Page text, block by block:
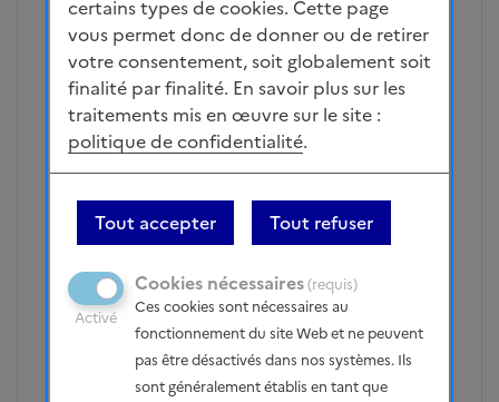
certains types de cookies. Cette page
vous permet donc de donner ou de retirer
votre consentement, soit globalement soit
finalité par finalité. En savoir plus sur les
traitements mis en œuvre sur le site :
politique de confidentialité.
Tout accepter Tout refuser
Cookies nécessaires(requis)
Activé
Ces cookies sont nécessaires au
fonctionnement du site Web et ne peuvent
pas être désactivés dans nos systèmes. Ils
sont généralement établis en tant que
Publié le 18/01/2023 - 23h26
EvelD
ceux dont le potentiel est significatif ou
ceux présentant une sensibilité
environnementale quasi-nulle
Trop d'impact environnemental, hélas.
Signaler
Partager la page